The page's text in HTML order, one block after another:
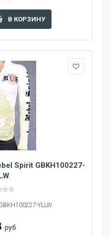
В КОРЗИНУ
Spirit GBKH100227-
YLLW
руб